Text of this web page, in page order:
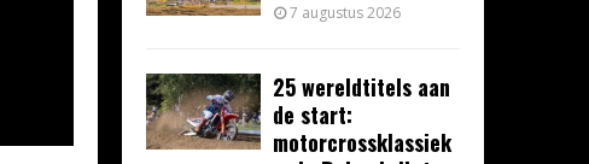
7 augustus 2026
25 wereldtitels aan
de start:
motorcrossklassiek